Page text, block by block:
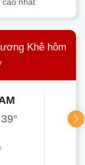
Khê hôm
39°